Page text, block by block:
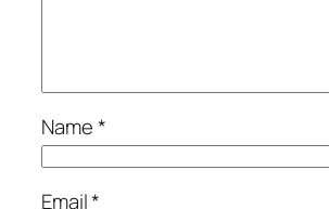
Name*
Email*